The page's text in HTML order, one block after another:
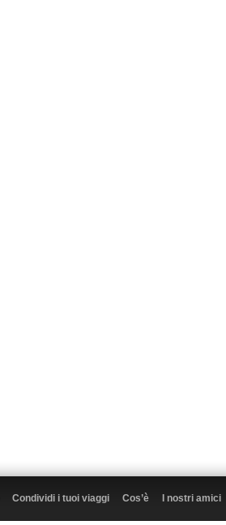
Condividi i tuoi viaggi Cos’è I nostri amici